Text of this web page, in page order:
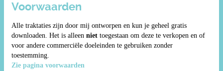
Voorwaarden
Alle traktaties zijn door mij ontworpen en kun je geheel gratis
downloaden. Het is alleen niet toegestaan om deze te verkopen en of
voor andere commerciële doeleinden te gebruiken zonder
toestemming.
Zie pagina voorwaarden